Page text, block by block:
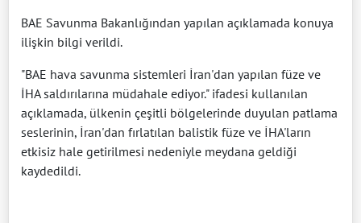
BAE Savunma Bakanlığından yapılan açıklamada konuya
ilişkin bilgi verildi.
"BAE hava savunma sistemleri İran'dan yapılan füze ve
İHA saldırılarına müdahale ediyor." ifadesi kullanılan
açıklamada, ülkenin çeşitli bölgelerinde duyulan patlama
seslerinin, İran'dan fırlatılan balistik füze ve İHA'ların
etkisiz hale getirilmesi nedeniyle meydana geldiği
kaydedildi.